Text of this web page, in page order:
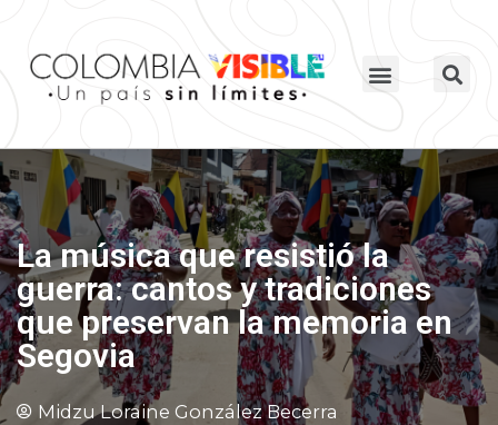
La música que resistió la
guerra: cantos y tradiciones
que preservan la memoria en
Segovia
Midzu Loraine González Becerra